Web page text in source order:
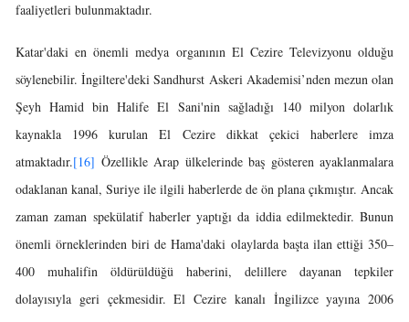
faaliyetleri bulunmaktadır.
Katar'daki en önemli medya organının El Cezire Televizyonu olduğu
söylenebilir. İngiltere'deki Sandhurst Askeri Akademisi’nden mezun olan
Şeyh Hamid bin Halife El Sani'nin sağladığı 140 milyon dolarlık
kaynakla 1996 kurulan El Cezire dikkat çekici haberlere imza
atmaktadır.[16] Özellikle Arap ülkelerinde baş gösteren ayaklanmalara
odaklanan kanal, Suriye ile ilgili haberlerde de ön plana çıkmıştır. Ancak
zaman zaman spekülatif haberler yaptığı da iddia edilmektedir. Bunun
önemli örneklerinden biri de Hama'daki olaylarda başta ilan ettiği 350–
400 muhalifin öldürüldüğü haberini, delillere dayanan tepkiler
dolayısıyla geri çekmesidir. El Cezire kanalı İngilizce yayına 2006